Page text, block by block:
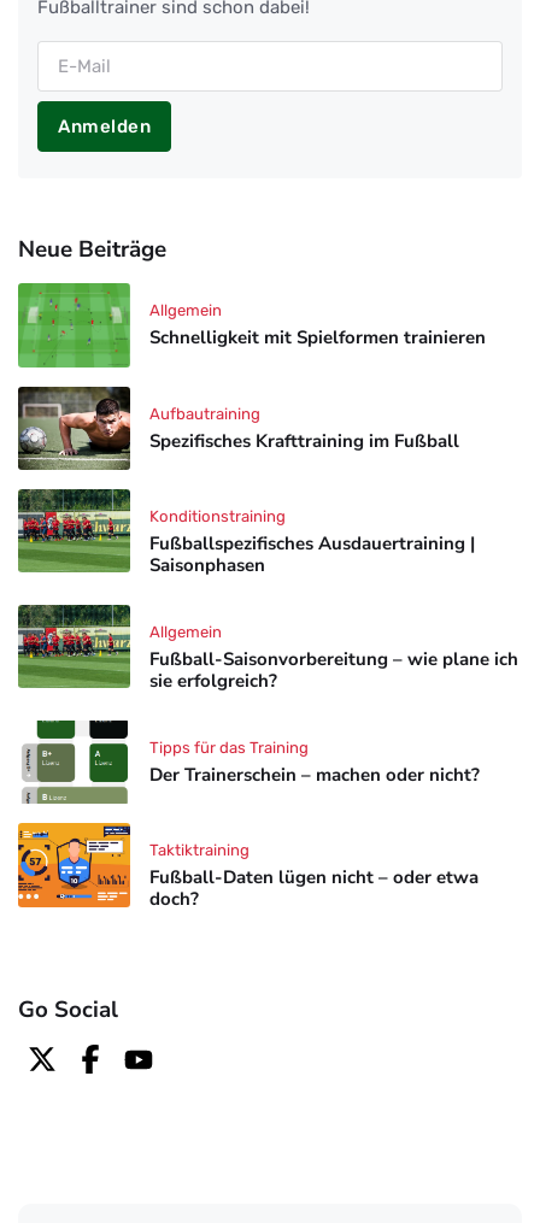
Fußballtrainer sind schon dabei!
Anmelden
Neue Beiträge
Schnelligkeit mit Spielformen trainieren
Allgemein
Spezifisches Krafttraining im Fußball
Aufbautraining
Fußballspezifisches Ausdauertraining |
Saisonphasen
Konditionstraining
Fußball-Saisonvorbereitung – wie plane ich
sie erfolgreich?
Allgemein
Der Trainerschein – machen oder nicht?
Tipps für das Training
Fußball-Daten lügen nicht – oder etwa
doch?
Taktiktraining
Go Social